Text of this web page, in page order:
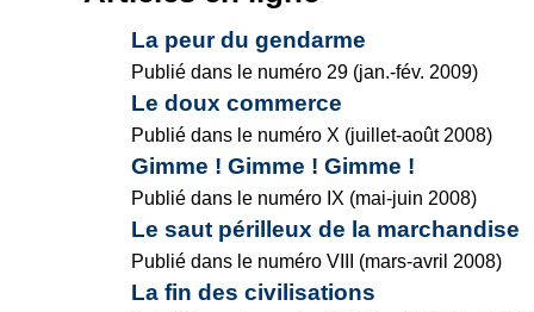
La peur du gendarme
Publié dans le numéro 29 (jan.-fév. 2009)
Le doux commerce
Publié dans le numéro X (juillet-août 2008)
Gimme ! Gimme ! Gimme !
Publié dans le numéro IX (mai-juin 2008)
Le saut périlleux de la marchandise
Publié dans le numéro VIII (mars-avril 2008)
La fin des civilisations